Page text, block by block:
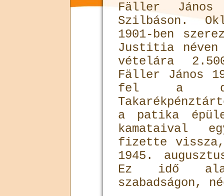
Fäller János
Szilbáson.
1901-ben
Justitia néven
vételára
Fäller János
fel a
a patika
kamataival
fizette
1945.
Ez idő
szabadságon,